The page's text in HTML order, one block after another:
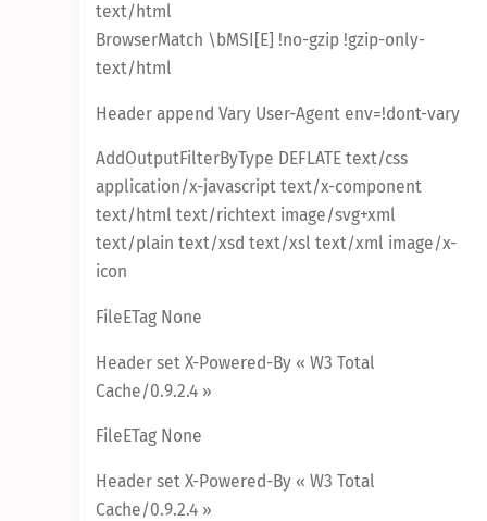
text/html
BrowserMatch \bMSI[E] !no-gzip !gzip-only-
text/html
Header append Vary User-Agent env=!dont-vary
AddOutputFilterByType DEFLATE text/css
application/x-javascript text/x-component
text/html text/richtext image/svg+xml
text/plain text/xsd text/xsl text/xml image/x-
icon
FileETag None
Header set X-Powered-By « W3 Total
Cache/0.9.2.4 »
FileETag None
Header set X-Powered-By « W3 Total
Cache/0.9.2.4 »